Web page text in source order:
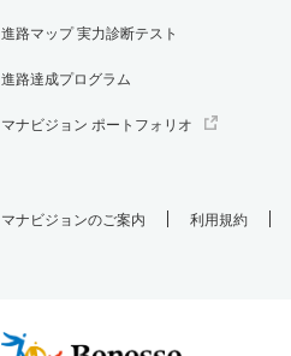
進路マップ 実力診断テスト
進路達成プログラム
マナビジョン ポートフォリオ
マナビジョンのご案内 利用規約